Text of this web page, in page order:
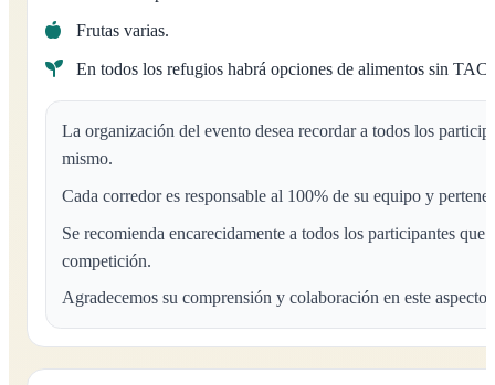
Frutas varias.
En todos los refugios habrá opciones de alimentos sin
La organización del evento desea recordar a todos los
mismo.
Cada corredor es responsable al 100% de su equipo y
Se recomienda encarecidamente a todos los participantes
competición.
Agradecemos su comprensión y colaboración en este aspecto.